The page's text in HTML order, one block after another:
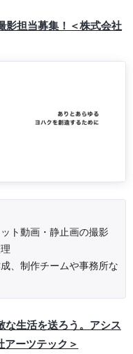
担当募集！＜株式会社
ト動画・静止画の撮影
、制作チームや事務所な
生活を送ろう。アシス
ーツテック＞